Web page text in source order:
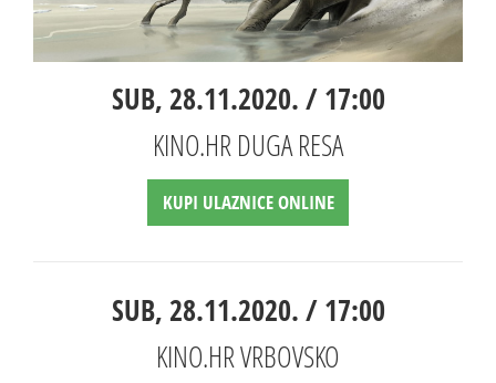
SUB, 28.11.2020. / 17:00
KINO.HR DUGA RESA
KUPI ULAZNICE ONLINE
SUB, 28.11.2020. / 17:00
KINO.HR VRBOVSKO